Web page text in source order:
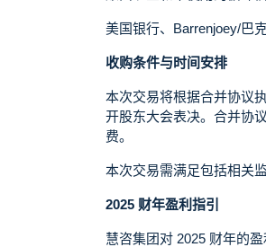
美国银行、Barrenjoey/巴
收购条件与时间安排
本次交易将根据合并协议
开股东大会表决。合并协
费。
本次交易需满足包括相关
2025 财年盈利指引
慧咨集团对 2025 财年的